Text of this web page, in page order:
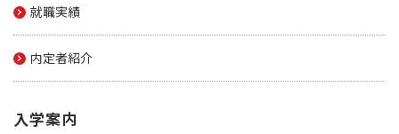
就職実績
内定者紹介
入学案内